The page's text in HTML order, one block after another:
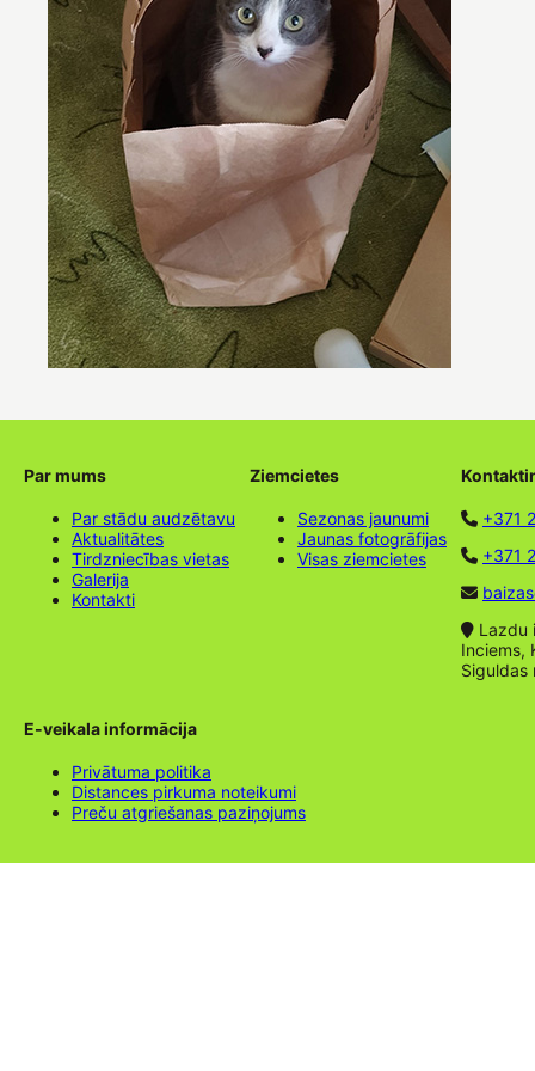
Par mums
Par stādu audzētavu
Aktualitātes
Tirdzniecības vietas
Galerija
Kontakti
Ziemcietes
Sezonas jaunumi
Jaunas fotogrāfijas
Visas ziemcietes
+371
+371
Lazdu
Inciems,
Siguldas
E-veikala informācija
Privātuma politika
Distances pirkuma noteikumi
Preču atgriešanas paziņojums